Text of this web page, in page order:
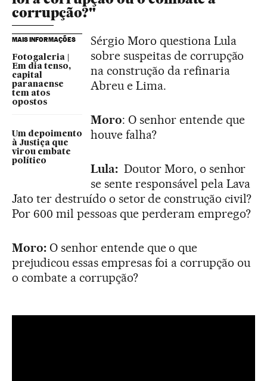
corrupção?"
MAIS INFORMAÇÕES
Fotogaleria |
Em dia tenso,
capital
paranaense
tem atos
opostos
Um depoimento
à Justiça que
virou embate
político
Sérgio Moro questiona Lula
sobre suspeitas de corrupção
na construção da refinaria
Abreu e Lima.
Moro: O senhor entende que
houve falha?
Lula:Doutor Moro, o senhor
se sente responsável pela Lava
Jato ter destruído o setor de construção civil?
Por 600 mil pessoas que perderam emprego?
Moro:O senhor entende que o que
prejudicou essas empresas foi a corrupção ou
o combate a corrupção?